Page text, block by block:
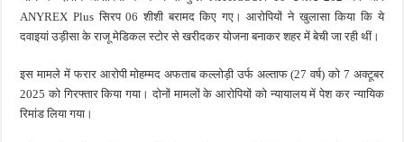
ANYREX Plus सिरप 06 शीशी बरामद किए गए। आरोपियों ने खुलासा किया कि ये
दवाइयां उड़ीसा के राजू मेडिकल स्टोर से खरीदकर योजना बनाकर शहर में बेची जा रही थीं।
इस मामले में फरार आरोपी मोहम्मद अफताब कल्लोड़ी उर्फ अल्ताफ (27 वर्ष) को 7 अक्टूबर
2025 को गिरफ्तार किया गया। दोनों मामलों के आरोपियों को न्यायालय में पेश कर न्यायिक
रिमांड लिया गया।